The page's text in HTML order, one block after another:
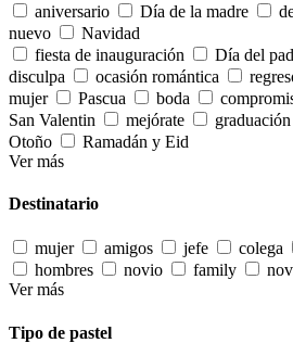
aniversario Día de la madre
nuevo
Navidad
fiesta de inauguración
Día del
disculpa
ocasión romántica
mujer
Pascua boda
San Valentin
mejórate graduación
Otoño
Ramadán y Eid
Ver más
Destinatario
mujer amigos jefe colega
hombres
novio family
Ver más
Tipo de pastel